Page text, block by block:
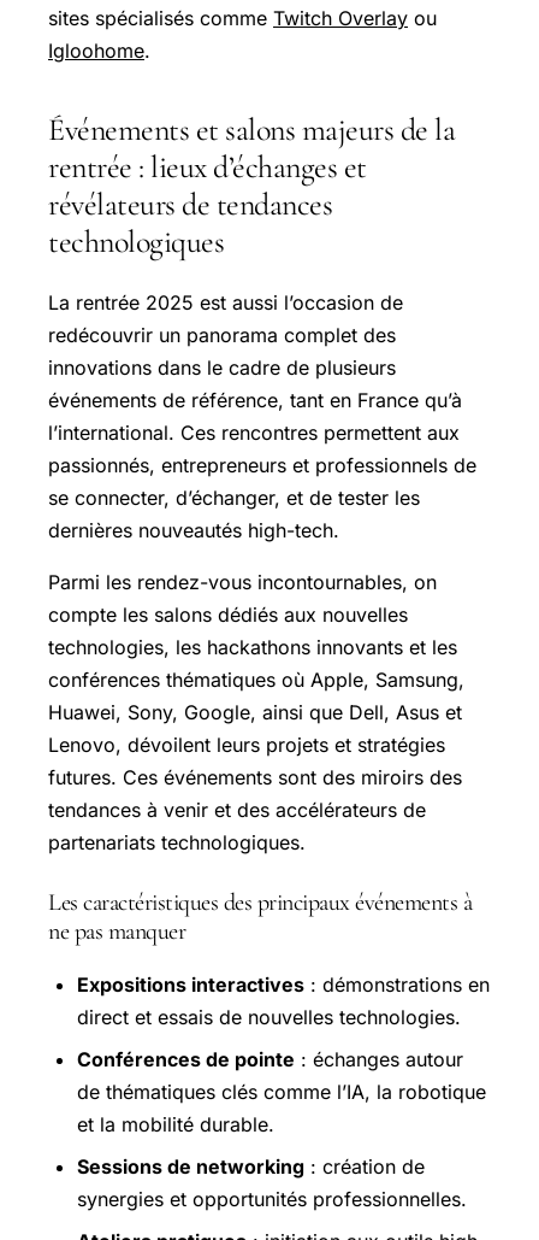
sites spécialisés comme Twitch Overlay ou
Igloohome.
Événements et salons majeurs de la
rentrée : lieux d’échanges et
révélateurs de tendances
technologiques
La rentrée 2025 est aussi l’occasion de
redécouvrir un panorama complet des
innovations dans le cadre de plusieurs
événements de référence, tant en France qu’à
l’international. Ces rencontres permettent aux
passionnés, entrepreneurs et professionnels de
se connecter, d’échanger, et de tester les
dernières nouveautés high-tech.
Parmi les rendez-vous incontournables, on
compte les salons dédiés aux nouvelles
technologies, les hackathons innovants et les
conférences thématiques où Apple, Samsung,
Huawei, Sony, Google, ainsi que Dell, Asus et
Lenovo, dévoilent leurs projets et stratégies
futures. Ces événements sont des miroirs des
tendances à venir et des accélérateurs de
partenariats technologiques.
Les caractéristiques des principaux événements à
ne pas manquer
Expositions interactives : démonstrations en
direct et essais de nouvelles technologies.
Conférences de pointe : échanges autour
de thématiques clés comme l’IA, la robotique
et la mobilité durable.
Sessions de networking : création de
synergies et opportunités professionnelles.